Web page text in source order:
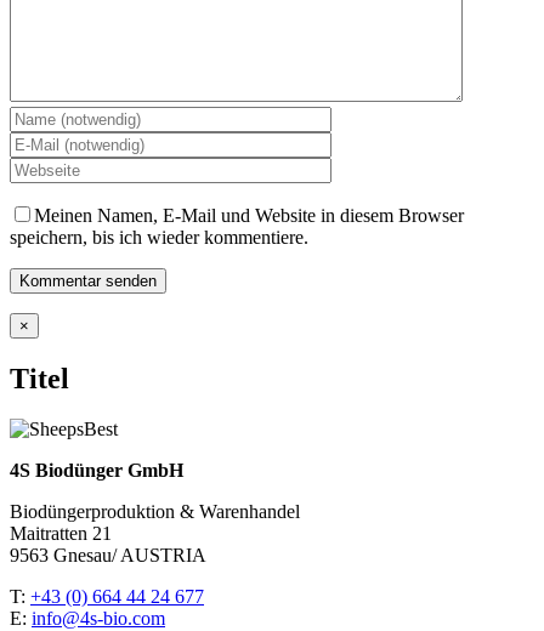
Meinen Namen, E-Mail und Website in diesem Browser
speichern, bis ich wieder kommentiere.
Close
product
view
×
Titel
4S Biodünger GmbH
Biodüngerproduktion & Warenhandel
Maitratten 21
9563 Gnesau/ AUSTRIA
T: +43 (0) 664 44 24 677
E: info@4s-bio.com